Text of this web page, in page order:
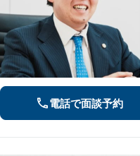
電話で面談予約